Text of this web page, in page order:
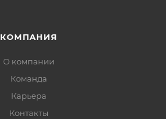
КОМПАНИЯ
О компании
Команда
Карьера
Контакты